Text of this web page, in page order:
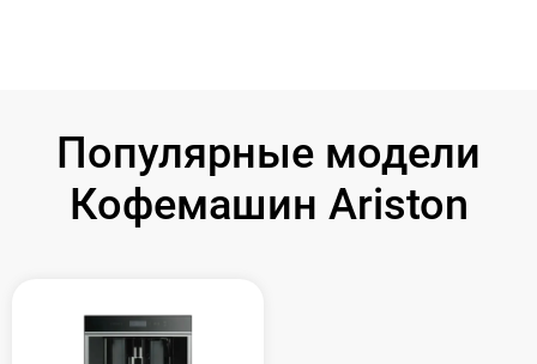
Популярные модели
Кофемашин Ariston